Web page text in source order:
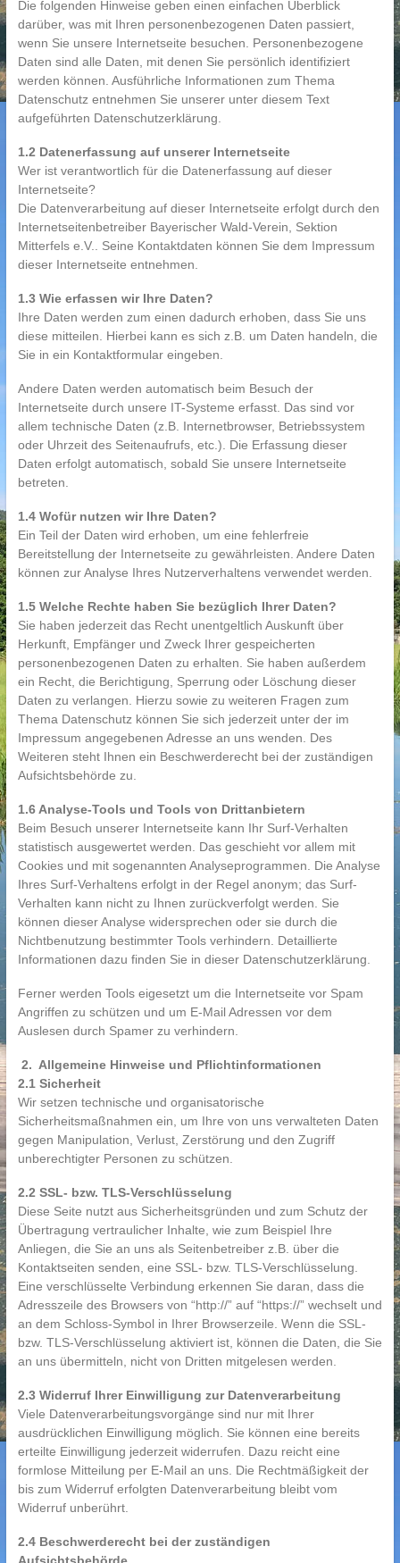
Die folgenden Hinweise geben einen einfachen Überblick
darüber, was mit Ihren personenbezogenen Daten passiert,
wenn Sie unsere Internetseite besuchen. Personenbezogene
Daten sind alle Daten, mit denen Sie persönlich identifiziert
werden können. Ausführliche Informationen zum Thema
Datenschutz entnehmen Sie unserer unter diesem Text
aufgeführten Datenschutzerklärung.
1.2 Datenerfassung auf unserer Internetseite
Wer ist verantwortlich für die Datenerfassung auf dieser
Internetseite?
Die Datenverarbeitung auf dieser Internetseite erfolgt durch den
Internetseitenbetreiber Bayerischer Wald-Verein, Sektion
Mitterfels e.V.. Seine Kontaktdaten können Sie dem Impressum
dieser Internetseite entnehmen.
1.3 Wie erfassen wir Ihre Daten?
Ihre Daten werden zum einen dadurch erhoben, dass Sie uns
diese mitteilen. Hierbei kann es sich z.B. um Daten handeln, die
Sie in ein Kontaktformular eingeben.
Andere Daten werden automatisch beim Besuch der
Internetseite durch unsere IT-Systeme erfasst. Das sind vor
allem technische Daten (z.B. Internetbrowser, Betriebssystem
oder Uhrzeit des Seitenaufrufs, etc.). Die Erfassung dieser
Daten erfolgt automatisch, sobald Sie unsere Internetseite
betreten.
1.4 Wofür nutzen wir Ihre Daten?
Ein Teil der Daten wird erhoben, um eine fehlerfreie
Bereitstellung der Internetseite zu gewährleisten. Andere Daten
können zur Analyse Ihres Nutzerverhaltens verwendet werden.
1.5 Welche Rechte haben Sie bezüglich Ihrer Daten?
Sie haben jederzeit das Recht unentgeltlich Auskunft über
Herkunft, Empfänger und Zweck Ihrer gespeicherten
personenbezogenen Daten zu erhalten. Sie haben außerdem
ein Recht, die Berichtigung, Sperrung oder Löschung dieser
Daten zu verlangen. Hierzu sowie zu weiteren Fragen zum
Thema Datenschutz können Sie sich jederzeit unter der im
Impressum angegebenen Adresse an uns wenden. Des
Weiteren steht Ihnen ein Beschwerderecht bei der zuständigen
Aufsichtsbehörde zu.
1.6 Analyse-Tools und Tools von Drittanbietern
Beim Besuch unserer Internetseite kann Ihr Surf-Verhalten
statistisch ausgewertet werden. Das geschieht vor allem mit
Cookies und mit sogenannten Analyseprogrammen. Die Analyse
Ihres Surf-Verhaltens erfolgt in der Regel anonym; das Surf-
Verhalten kann nicht zu Ihnen zurückverfolgt werden. Sie
können dieser Analyse widersprechen oder sie durch die
Nichtbenutzung bestimmter Tools verhindern. Detaillierte
Informationen dazu finden Sie in dieser Datenschutzerklärung.
Ferner werden Tools eigesetzt um die Internetseite vor Spam
Angriffen zu schützen und um E-Mail Adressen vor dem
Auslesen durch Spamer zu verhindern.
2. Allgemeine Hinweise und Pflichtinformationen
2.1 Sicherheit
Wir setzen technische und organisatorische
Sicherheitsmaßnahmen ein, um Ihre von uns verwalteten Daten
gegen Manipulation, Verlust, Zerstörung und den Zugriff
unberechtigter Personen zu schützen.
2.2 SSL- bzw. TLS-Verschlüsselung
Diese Seite nutzt aus Sicherheitsgründen und zum Schutz der
Übertragung vertraulicher Inhalte, wie zum Beispiel Ihre
Anliegen, die Sie an uns als Seitenbetreiber z.B. über die
Kontaktseiten senden, eine SSL- bzw. TLS-Verschlüsselung.
Eine verschlüsselte Verbindung erkennen Sie daran, dass die
Adresszeile des Browsers von “http://” auf “https://” wechselt und
an dem Schloss-Symbol in Ihrer Browserzeile. Wenn die SSL-
bzw. TLS-Verschlüsselung aktiviert ist, können die Daten, die Sie
an uns übermitteln, nicht von Dritten mitgelesen werden.
2.3 Widerruf Ihrer Einwilligung zur Datenverarbeitung
Viele Datenverarbeitungsvorgänge sind nur mit Ihrer
ausdrücklichen Einwilligung möglich. Sie können eine bereits
erteilte Einwilligung jederzeit widerrufen. Dazu reicht eine
formlose Mitteilung per E-Mail an uns. Die Rechtmäßigkeit der
bis zum Widerruf erfolgten Datenverarbeitung bleibt vom
Widerruf unberührt.
2.4 Beschwerderecht bei der zuständigen